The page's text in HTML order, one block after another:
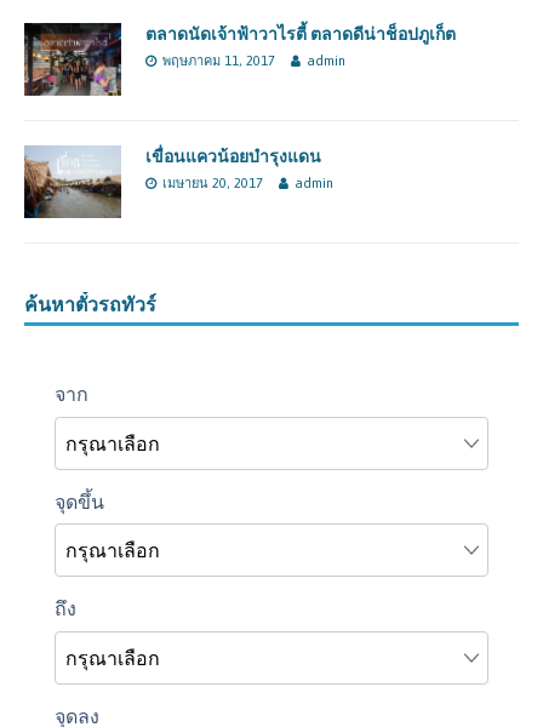
ตลาดนัดเจ้าฟ้าวาไรตี้ ตลาดดีน่าช็อปภูเก็ต
พฤษภาคม 11, 2017 admin
เขื่อนแควน้อยบำรุงแดน
เมษายน 20, 2017 admin
ค้นหาตั๋วรถทัวร์